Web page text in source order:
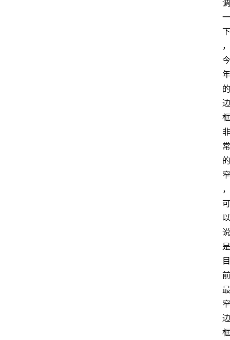
调
一
下
，
今
年
的
边
框
非
常
的
窄
，
可
以
说
是
目
前
最
窄
边
框